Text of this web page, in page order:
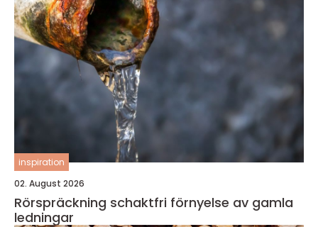
inspiration
02. August 2026
Rörspräckning schaktfri förnyelse av gamla
ledningar